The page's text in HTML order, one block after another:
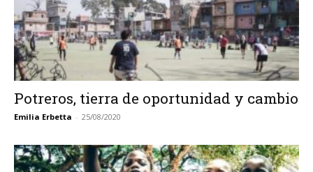
Potreros, tierra de oportunidad y cambio
Emilia Erbetta - 25/08/2020